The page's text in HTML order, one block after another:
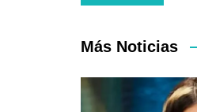
de
entradas
Más Noticias